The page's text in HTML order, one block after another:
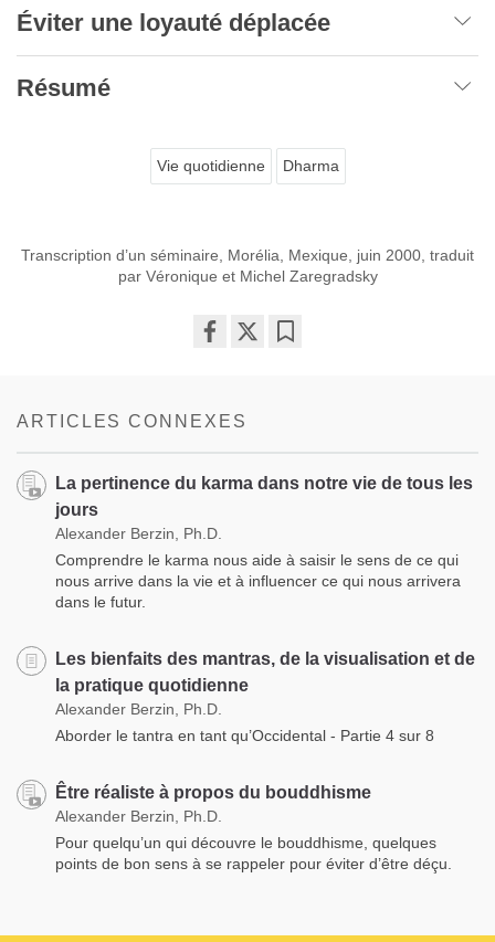
Éviter une loyauté déplacée
Résumé
Vie quotidienne Dharma
Transcription d’un séminaire, Morélia, Mexique, juin 2000, traduit
par Véronique et Michel Zaregradsky
ARTICLES CONNEXES
La pertinence du karma dans notre vie de tous les
jours
Alexander Berzin, Ph.D.
Comprendre le karma nous aide à saisir le sens de ce qui
nous arrive dans la vie et à influencer ce qui nous arrivera
dans le futur.
Les bienfaits des mantras, de la visualisation et de
la pratique quotidienne
Alexander Berzin, Ph.D.
Aborder le tantra en tant qu’Occidental - Partie 4 sur 8
Être réaliste à propos du bouddhisme
Alexander Berzin, Ph.D.
Pour quelqu’un qui découvre le bouddhisme, quelques
points de bon sens à se rappeler pour éviter d’être déçu.